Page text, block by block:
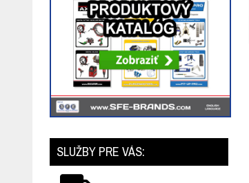
SLUŽBY PRE VÁS: